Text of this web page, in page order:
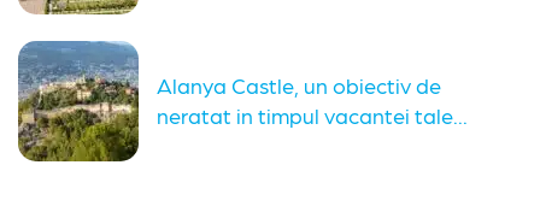
Alanya Castle, un obiectiv de
neratat in timpul vacantei tale...